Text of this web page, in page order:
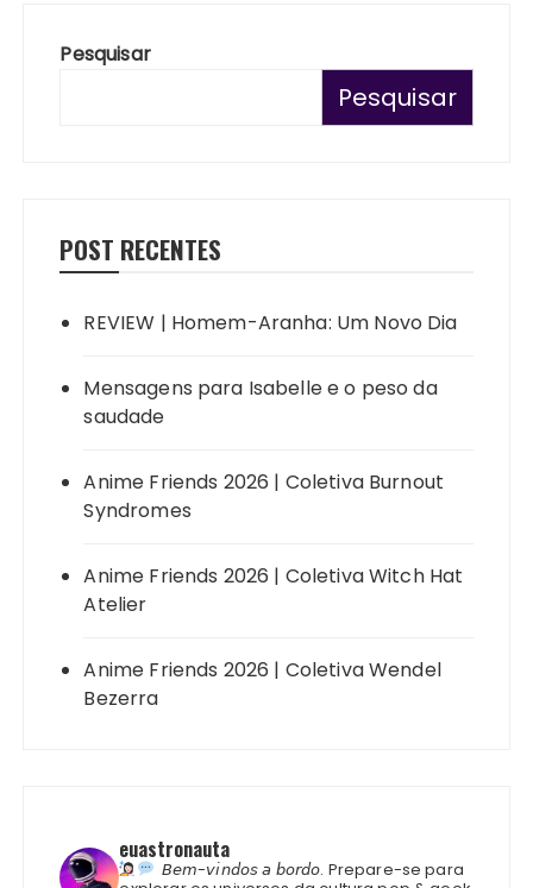
Pesquisar
Pesquisar
POST RECENTES
REVIEW | Homem-Aranha: Um Novo Dia
Mensagens para Isabelle e o peso da
saudade
Anime Friends 2026 | Coletiva Burnout
Syndromes
Anime Friends 2026 | Coletiva Witch Hat
Atelier
Anime Friends 2026 | Coletiva Wendel
Bezerra
euastronauta
𝘉𝘦𝘮-𝘷𝘪𝘯𝘥𝘰𝘴 𝘢 𝘣𝘰𝘳𝘥𝘰. Prepare-se para